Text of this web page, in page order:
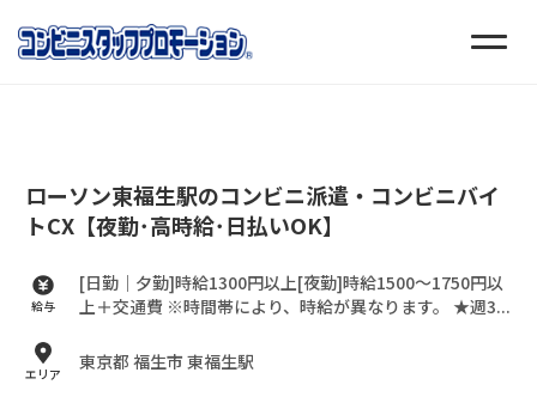
ローソン東福生駅のコンビニ派遣・コンビニバイ
トCX【夜勤･高時給･日払いOK】
給与
[日勤｜夕勤]時給1300円以上[夜勤]時給1500～1750円以
上＋交通費 ※時間帯により、時給が異なります。 ★週3...
エリア 東京都 福生市 東福生駅